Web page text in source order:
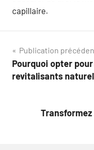
capillaire.
Navigation
de
Publication
Pourquoi opter
revitalisants